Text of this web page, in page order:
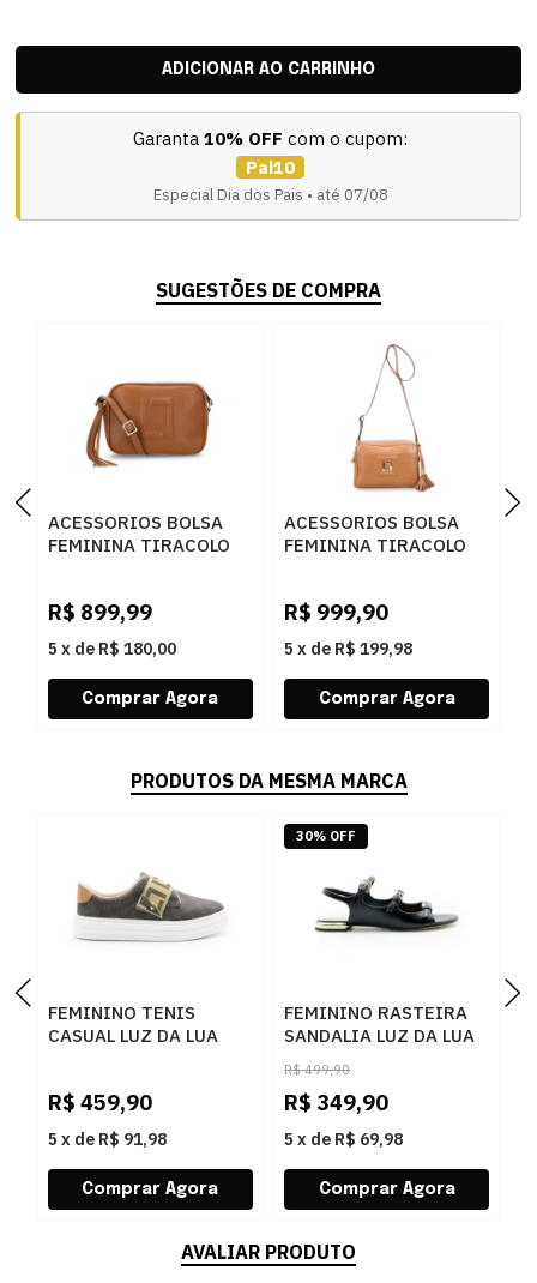
Garanta 10% OFF com o cupom:
Pai10
Especial Dia dos Pais • até 07/08
SUGESTÕES DE COMPRA
ACESSORIOS BOLSA
FEMININA TIRACOLO
AMENDOA
R$ 899,99
5 x de R$ 180,00
ACESSORIOS BOLSA
FEMININA TIRACOLO
R$ 999,90
5 x de R$ 199,98
PRODUTOS DA MESMA MARCA
FEMININO TENIS
CASUAL LUZ DA LUA
AMENDOA OURO
R$ 459,90
5 x de R$ 91,98
FEMININO RASTEIRA
SANDALIA LUZ DA LUA
80270037 ATACAMA
PRETO
R$ 499,90
R$ 349,90
5 x de R$ 69,98
30% OFF
AVALIAR PRODUTO